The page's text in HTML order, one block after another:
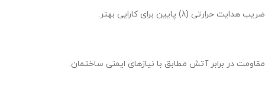
ضریب هدایت حرارتی (λ) پایین برای کارایی بهتر.
مقاومت در برابر آتش مطابق با نیازهای ایمنی ساختمان.